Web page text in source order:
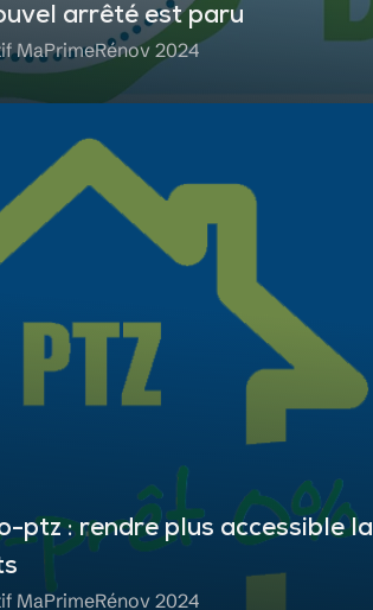
arrêté est paru
MaPrimeRénov 2024
ptz : rendre plus accessible la
MaPrimeRénov 2024